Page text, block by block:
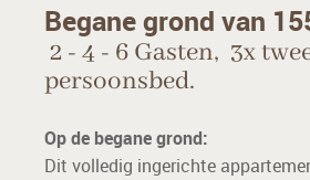
Begane grond van
2 - 4 - 6 Gasten, 3x
persoonsbed.
Op de begane grond:
Dit volledig ingerichte